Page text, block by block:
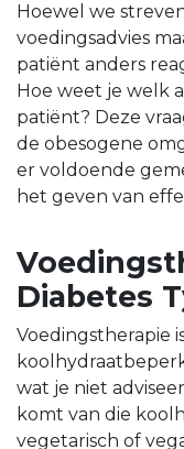
Hoewel we
voedingsadvies
patiënt anders
Hoe weet je welk
patiënt? Deze
de obesogene
er voldoende
het geven van
Diabetes
Voedingstherapie
wat je niet
komt van die
vegetarisch of